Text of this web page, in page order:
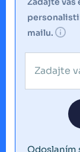
mailu.
Odoslaním